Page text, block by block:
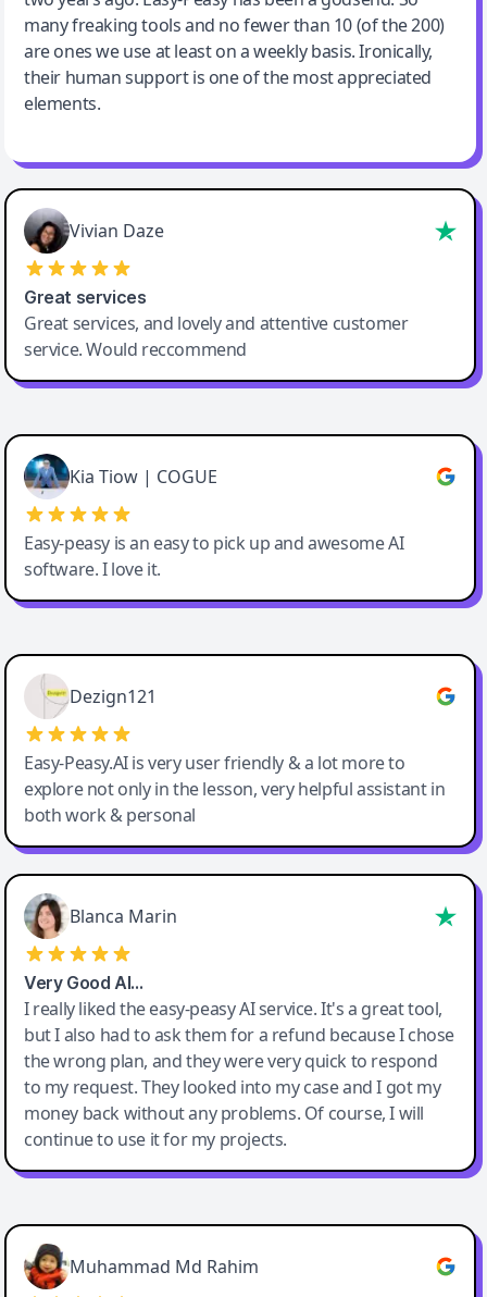
many freaking tools and no fewer than 10 (of the 200)
are ones we use at least on a weekly basis. Ironically,
their human support is one of the most appreciated
elements.
Vivian Daze
Great services
Great services, and lovely and attentive customer
service. Would reccommend
Cody Crabb
Great service, Best AI tool
Kia Tiow | COGUE
Easy-peasy is an easy to pick up and awesome AI
software. I love it.
Easy-Peasy AI
Dezign121
Easy-Peasy.AI is very user friendly & a lot more to
explore not only in the lesson, very helpful assistant in
both work & personal
Blanca Marin
Very Good AI…
I really liked the easy-peasy AI service. It's a great tool,
but I also had to ask them for a refund because I chose
the wrong plan, and they were very quick to respond
to my request. They looked into my case and I got my
money back without any problems. Of course, I will
continue to use it for my projects.
Easy-Peasy AI
Muhammad Md Rahim